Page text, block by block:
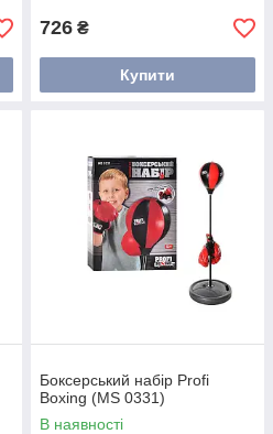
726 ₴
Купити
Боксерський набір Profi
Boxing (MS 0331)
В наявності